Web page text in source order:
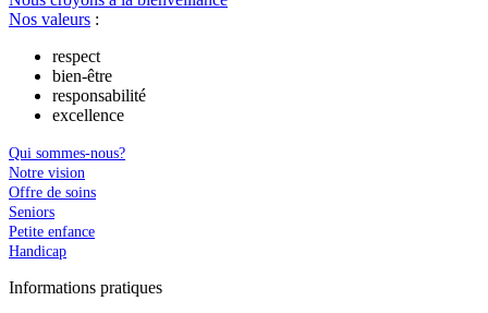
Nos valeurs :
respect
bien-être
responsabilité
excellence
Qui sommes-nous?
Notre vision
Offre de soins
Seniors
Petite enfance
Handicap
Informations pratiques